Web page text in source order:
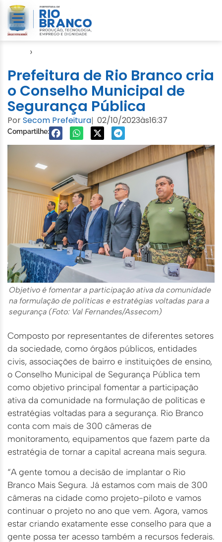
›
Prefeitura de Rio Branco cria
o Conselho Municipal de
Segurança Pública
PorSecom Prefeitura| 02/10/2023às16:37
Compartilhe:
Objetivo é fomentar a participação ativa da comunidade
na formulação de políticas e estratégias voltadas para a
segurança (Foto: Val Fernandes/Assecom)
Composto por representantes de diferentes setores
da sociedade, como órgãos públicos, entidades
civis, associações de bairro e instituições de ensino,
o Conselho Municipal de Segurança Pública tem
como objetivo principal fomentar a participação
ativa da comunidade na formulação de políticas e
estratégias voltadas para a segurança. Rio Branco
conta com mais de 300 câmeras de
monitoramento, equipamentos que fazem parte da
estratégia de tornar a capital acreana mais segura.
“A gente tomou a decisão de implantar o Rio
Branco Mais Segura. Já estamos com mais de 300
câmeras na cidade como projeto-piloto e vamos
continuar o projeto no ano que vem. Agora, vamos
estar criando exatamente esse conselho para que a
gente possa ter acesso também a recursos federais.